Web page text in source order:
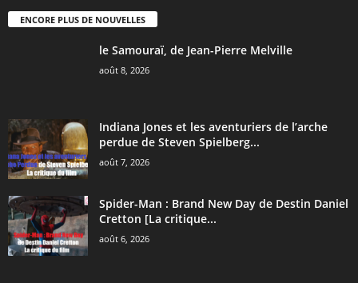
ENCORE PLUS DE NOUVELLES
le Samouraï, de Jean-Pierre Melville
août 8, 2026
Indiana Jones et les aventuriers de l’arche
perdue de Steven Spielberg...
août 7, 2026
Spider-Man : Brand New Day de Destin Daniel
Cretton [La critique...
août 6, 2026